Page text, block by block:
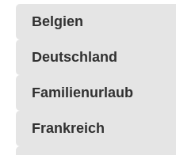
Belgien
Deutschland
Familienurlaub
Frankreich